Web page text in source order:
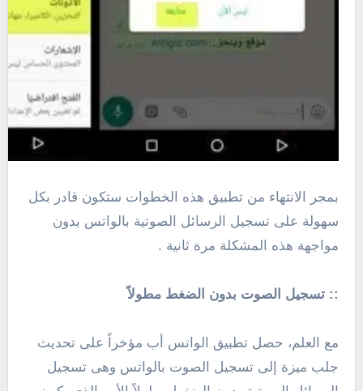
بمجر الانتهاء من تطبيق هذه الخطوات ستكون قادر بكل
سهولة على تسجيل الرسائل الصوتية بالواتس بدون
مواجهة هذه المشكلة مرة ثانية .
:: تسجيل الصوت بدون الضغط مطولاً
مع العلم، حصل تطبيق الواتس أب مؤخراً على تحديث
جلب ميزة إلى تسجيل الصوت بالواتس وهى تسجيل